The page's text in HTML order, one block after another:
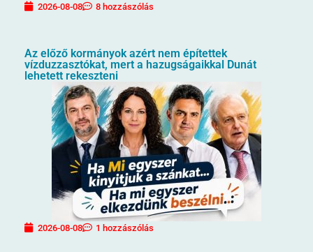
2026-08-08 8 hozzászólás
Az előző kormányok azért nem építettek
vízduzzasztókat, mert a hazugságaikkal Dunát
lehetett rekeszteni
2026-08-08 1 hozzászólás